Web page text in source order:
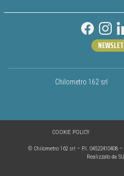
Chilometro 162 srl
© Chilometro 162 srl – P.I. 04522410408
Realizzato da
COOKIE POLICY